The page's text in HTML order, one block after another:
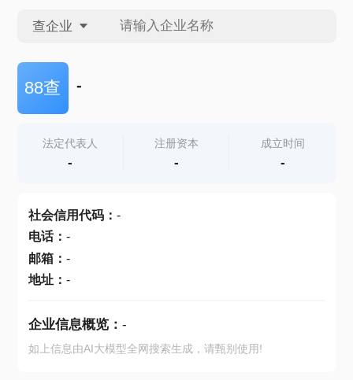
查企业
查企业
查产地
88查 -
法定代表人
-
注册资本
-
成立时间
-
社会信用代码： -
电话： -
邮箱： -
地址： -
企业信息概览： -
如上信息由AI大模型全网搜索生成，请甄别使用!